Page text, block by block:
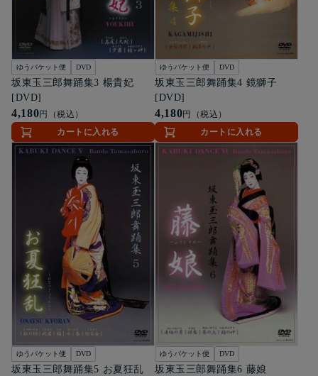
ゆうパケット便 DVD
坂東玉三郎舞踊集3 楊貴妃
[DVD]
4,180円（税込）
カートに入れる
ゆうパケット便 DVD
坂東玉三郎舞踊集4 鏡獅子
[DVD]
4,180円（税込）
カートに入れる
ゆうパケット便 DVD
坂東玉三郎舞踊集5 お夏狂乱
ゆうパケット便 DVD
坂東玉三郎舞踊集6 藤娘